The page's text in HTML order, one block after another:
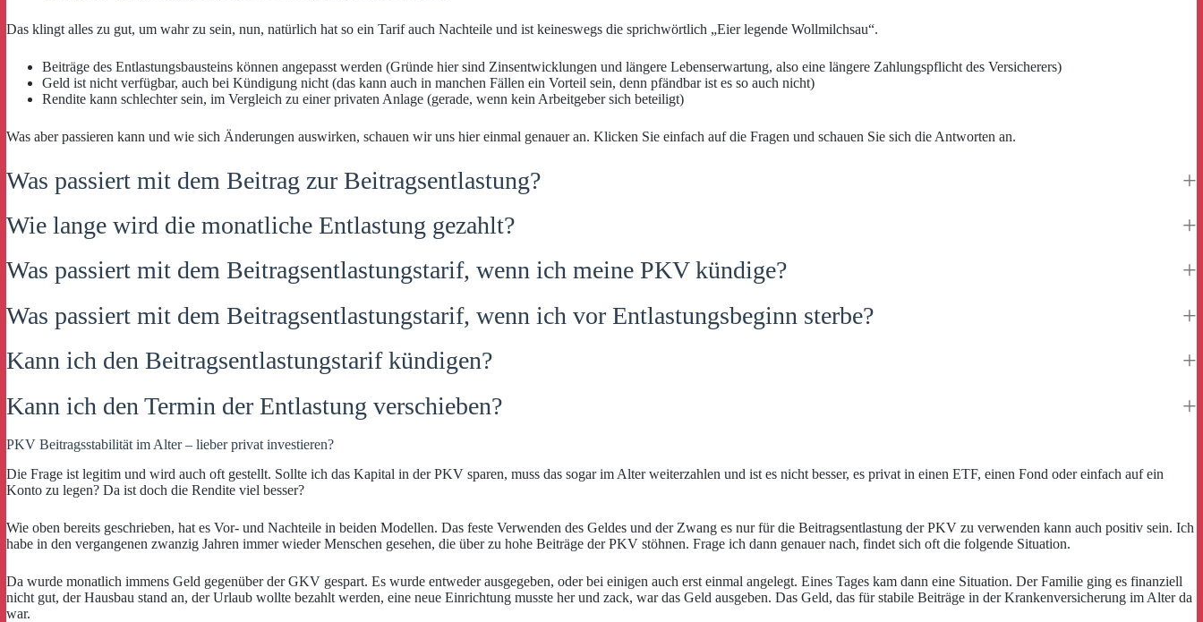
Das klingt alles zu gut, um wahr zu sein, nun, natürlich hat so ein Tarif auch Nachteile und ist keineswegs die sprichwörtlich „Eier legende Wollmilchsau“.
Beiträge des Entlastungsbausteins können angepasst werden (Gründe hier sind Zinsentwicklungen und längere Lebenserwartung, also eine längere Zahlungspflicht des Versicherers)
Geld ist nicht verfügbar, auch bei Kündigung nicht (das kann auch in manchen Fällen ein Vorteil sein, denn pfändbar ist es so auch nicht)
Rendite kann schlechter sein, im Vergleich zu einer privaten Anlage (gerade, wenn kein Arbeitgeber sich beteiligt)
Was aber passieren kann und wie sich Änderungen auswirken, schauen wir uns hier einmal genauer an. Klicken Sie einfach auf die Fragen und schauen Sie sich die Antworten an.
Was passiert mit dem Beitrag zur Beitragsentlastung?
Wie lange wird die monatliche Entlastung gezahlt?
Was passiert mit dem Beitragsentlastungstarif, wenn ich meine PKV kündige?
Was passiert mit dem Beitragsentlastungstarif, wenn ich vor Entlastungsbeginn sterbe?
Kann ich den Beitragsentlastungstarif kündigen?
Kann ich den Termin der Entlastung verschieben?
PKV Beitragsstabilität im Alter – lieber privat investieren?
Die Frage ist legitim und wird auch oft gestellt. Sollte ich das Kapital in der PKV sparen, muss das sogar im Alter weiterzahlen und ist es nicht besser, es privat in einen ETF, einen Fond oder einfach auf ein
Konto zu legen? Da ist doch die Rendite viel besser?
Wie oben bereits geschrieben, hat es Vor- und Nachteile in beiden Modellen. Das feste Verwenden des Geldes und der Zwang es nur für die Beitragsentlastung der PKV zu verwenden kann auch positiv sein. Ich
habe in den vergangenen zwanzig Jahren immer wieder Menschen gesehen, die über zu hohe Beiträge der PKV stöhnen. Frage ich dann genauer nach, findet sich oft die folgende Situation.
Da wurde monatlich immens Geld gegenüber der GKV gespart. Es wurde entweder ausgegeben, oder bei einigen auch erst einmal angelegt. Eines Tages kam dann eine Situation. Der Familie ging es finanziell
nicht gut, der Hausbau stand an, der Urlaub wollte bezahlt werden, eine neue Einrichtung musste her und zack, war das Geld ausgeben. Das Geld, das für stabile Beiträge in der Krankenversicherung im Alter da
war.